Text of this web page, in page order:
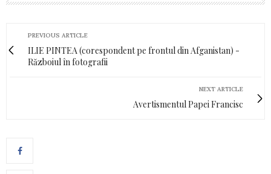
PREVIOUS ARTICLE
ILIE PINTEA (corespondent pe frontul din Afganistan) -
Războiul în fotografii
NEXT ARTICLE
Avertismentul Papei Francisc